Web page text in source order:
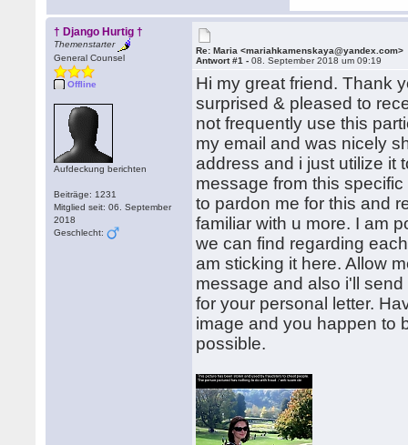
† Django Hurtig †
Themenstarter
General Counsel
Offline
Aufdeckung berichten
Beiträge: 1231
Mitglied seit: 06. September
2018
Geschlecht:
Re: Maria <mariahkamenskaya@yandex.com>
Antwort #1 -08. September 2018 um 09:19
Hi my great friend. Thank
surprised & pleased to
not frequently use this
my email and was nicely
address and i just utilize it
message from this
to pardon me for this and
familiar with u more. I am
we can find regarding
am sticking it here. Allow
message and also i'll
for your personal letter.
image and you happen to
possible.